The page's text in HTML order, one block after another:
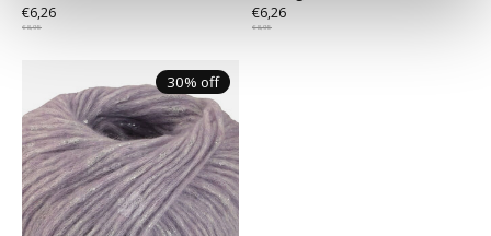
€6,26
€8,95
€6,26
€8,95
30% off